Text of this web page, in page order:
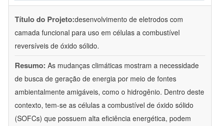
Título do Projeto:desenvolvimento de eletrodos com
camada funcional para uso em células a combustível
reversíveis de óxido sólido.
Resumo: As mudanças climáticas mostram a necessidade
de busca de geração de energia por meio de fontes
ambientalmente amigáveis, como o hidrogênio. Dentro deste
contexto, tem-se as células a combustível de óxido sólido
(SOFCs) que possuem alta eficiência energética, podem